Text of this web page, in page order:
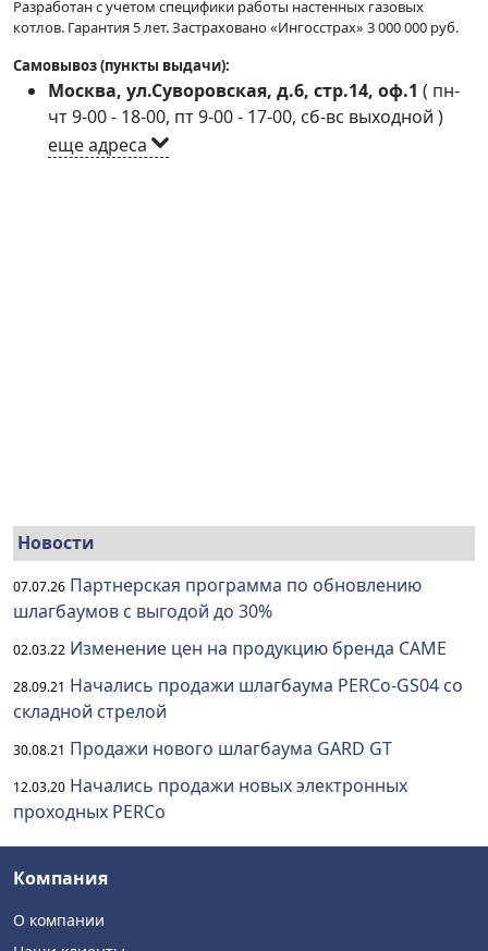
Разработан с учетом специфики работы настенных газовых
котлов. Гарантия 5 лет. Застраховано «Ингосстрах» 3 000 000 руб.
Самовывоз (пункты выдачи):
Москва, ул.Суворовская, д.6, стр.14, оф.1 ( пн-
чт 9-00 - 18-00, пт 9-00 - 17-00, сб-вс выходной )
еще адреса
Новости
07.07.26 Партнерская программа по обновлению
шлагбаумов с выгодой до 30%
02.03.22 Изменение цен на продукцию бренда CAME
28.09.21 Начались продажи шлагбаума PERCo-GS04 со
складной стрелой
30.08.21 Продажи нового шлагбаума GARD GT
12.03.20 Начались продажи новых электронных
проходных PERCo
Компания
О компании